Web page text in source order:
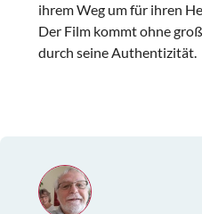
ihrem Weg um für ihren
Der Film kommt ohne
durch seine Authentizität.